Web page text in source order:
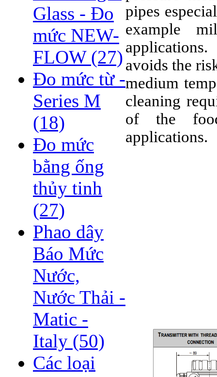
Glass - Đo
mức NEW-
FLOW (27)
Đo mức từ -
Series M
(18)
Đo mức
bằng ống
thủy tinh
(27)
Phao dây
Báo Mức
Nước,
Nước Thải -
Matic -
Italy (50)
Các loại
pipes
example
avoids the
medium
cleaning
of the
applications.